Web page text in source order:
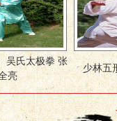
少林五形八法拳 秦庆丰